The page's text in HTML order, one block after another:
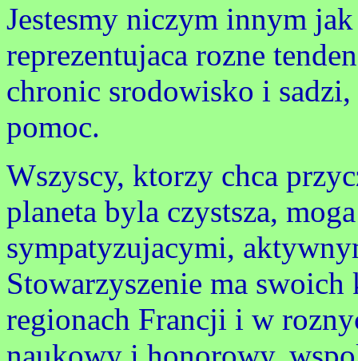
Jestesmy niczym innym
reprezentujaca rozne
chronic srodowisko i
pomoc.
Wszyscy, ktorzy chca
planeta byla czystsza,
sympatyzujacymi,
Stowarzyszenie ma
regionach Francji i w